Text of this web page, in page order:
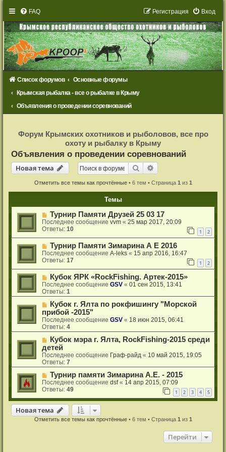
FAQ Вход
Регистрация
Список форумов
Основные форумы
Крымская рыбалка - все о рыбалке в Крыму
Объявления о проведении соревнований
с
т
р
а
ц
Форум Крымских охотников и рыболовов, все про
охоту и рыбалку в Крыму
Объявления о проведении соревнований
Новая тема
Новаятема Поиск
Отметить все темы как прочтённые• 6 тем • Страница 1 из 1
Темы
Турнир Памяти Друзей 25 03 17
Последнее сообщениеvvm «25 мар 2017, 20:09
Ответы:10 1 2
Турнир Памяти Зимарина А Е 2016
Последнее сообщениеA-leks « 15 апр 2016, 16:47
Ответы:17 1 2
Кубок ЯРК «RockFishing. Артек-2015»
Последнее сообщениеGSV «01 сен 2015, 13:41
Ответы:1
Кубок г. Ялта по рокфишингу "Морской
прибой -2015"
Последнее сообщениеGSV « 18 июн 2015, 06:41
Ответы:4
Кубок мэра г. Ялта, RockFishing-2015 среди
детей
Последнее сообщение Граф-райд « 10 май 2015, 19:05
Ответы:7
Турнир памяти Зимарина А.Е. - 2015
Последнее сообщениеdsf« 14 апр 2015, 07:09
Ответы:49 1 2 3 4 5
Новая тема
Новаятема
Отметить все темы как прочтённые• 6 тем • Страница 1 из 1
Перейти